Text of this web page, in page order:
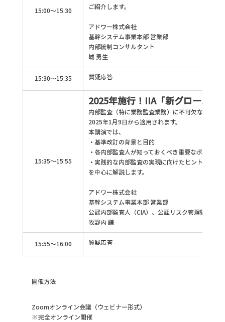
15:00～15:30
ご紹介します。
アドワー株式会社
基幹システム事業本部 営業部
内部統制コンサルタント
城 勇生
15:30～15:35 質疑応答
15:35～15:55
2025年施行！IIA「新グローバル
内部監査（特に業務監査業務）に不可欠な「グロ
2025年1月9日から適用されます。
本講演では、
・基準改訂の背景と目的
・各内部監査人が知っておくべき重要なポイント
・実践的な内部監査の実現に向けたヒント
を中心に解説します。
アドワー株式会社
基幹システム事業本部 営業部
公認内部監査人（CIA）、公認リスク管理監査人（
牧野内 謙
15:55～16:00 質疑応答
開催方法
Zoomオンライン会議（ウェビナー形式）
※完全オンライン開催